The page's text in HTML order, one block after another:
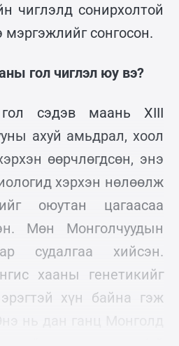
чиглэлд сонирхолтой
мэргэжлийг сонгосон.
гол чиглэл юу вэ?
гол сэдэв маань XIII
ахуй амьдрал, хоол
өөрчлөгдсөн, энэ
хэрхэн нөлөөлж
оюутан цагаасаа
Мөн Монголчуудын
судалгаа хийсэн.
хааны генетикийг
хүн байна гэж